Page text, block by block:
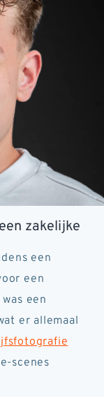
zakelijke
een
een
een
er allemaal
scenes